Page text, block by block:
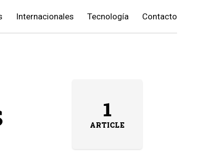
Internacionales Tecnología Contacto
1
ARTICLE